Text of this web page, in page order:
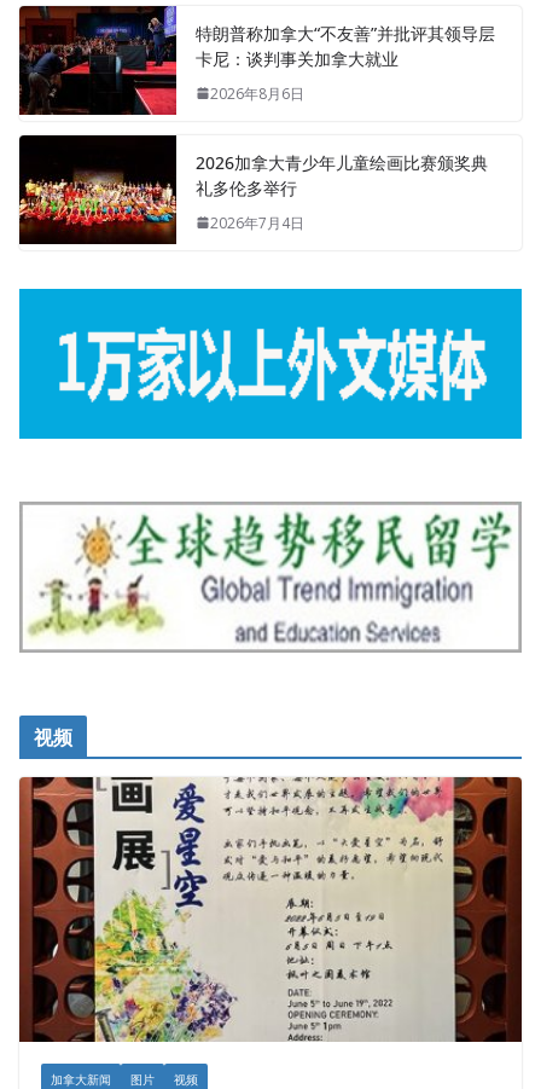
特朗普称加拿大“不友善”并批评其领导层
卡尼：谈判事关加拿大就业
2026年8月6日
2026加拿大青少年儿童绘画比赛颁奖典
礼多伦多举行
2026年7月4日
视频
加拿大新闻 图片 视频